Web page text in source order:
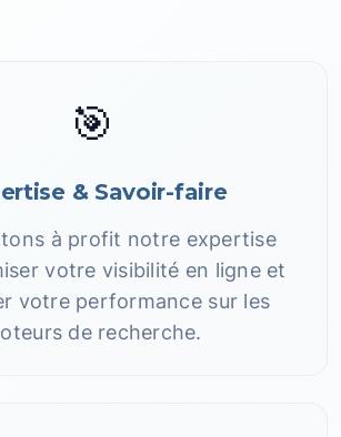
🎯
& Savoir-faire
à profit notre expertise
votre visibilité en ligne et
votre performance sur les
de recherche.